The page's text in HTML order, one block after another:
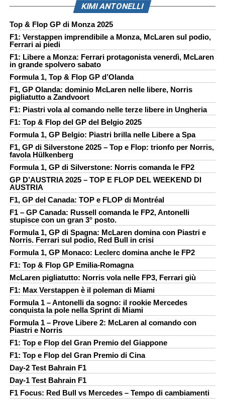
KIMI ANTONELLI
Top & Flop GP di Monza 2025
F1: Verstappen imprendibile a Monza, McLaren sul podio,
Ferrari ai piedi
F1: Libere a Monza: Ferrari protagonista venerdì, McLaren
in grande spolvero sabato
Formula 1, Top & Flop GP d’Olanda
F1, GP Olanda: dominio McLaren nelle libere, Norris
pigliatutto a Zandvoort
F1: Piastri vola al comando nelle terze libere in Ungheria
F1: Top & Flop del GP del Belgio 2025
Formula 1, GP Belgio: Piastri brilla nelle Libere a Spa
F1, GP di Silverstone 2025 – Top e Flop: trionfo per Norris,
favola Hülkenberg
Formula 1, GP di Silverstone: Norris comanda le FP2
GP D’AUSTRIA 2025 – TOP E FLOP DEL WEEKEND DI
AUSTRIA
F1, GP del Canada: TOP e FLOP di Montréal
F1 – GP Canada: Russell comanda le FP2, Antonelli
stupisce con un gran 3° posto.
Formula 1, GP di Spagna: McLaren domina con Piastri e
Norris. Ferrari sul podio, Red Bull in crisi
Formula 1, GP Monaco: Leclerc domina anche le FP2
F1: Top & Flop GP Emilia-Romagna
McLaren pigliatutto: Norris vola nelle FP3, Ferrari giù
F1: Max Verstappen è il poleman di Miami
Formula 1 – Antonelli da sogno: il rookie Mercedes
conquista la pole nella Sprint di Miami
Formula 1 – Prove Libere 2: McLaren al comando con
Piastri e Norris
F1: Top e Flop del Gran Premio del Giappone
F1: Top e Flop del Gran Premio di Cina
Day-2 Test Bahrain F1
Day-1 Test Bahrain F1
F1 Focus: Red Bull vs Mercedes – Tempo di cambiamenti